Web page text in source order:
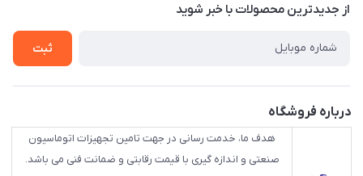
تماس با ما
از جدید‌ترین محصولات با‌ خبر شوید
ثبت
درباره فروشگاه
هدف ما، خدمت رسانی در جهت تامین تجهیزات اتوماسیون
صنعتی و اندازه گیری با قیمت رقابتی و ضمانت فنی می باشد.